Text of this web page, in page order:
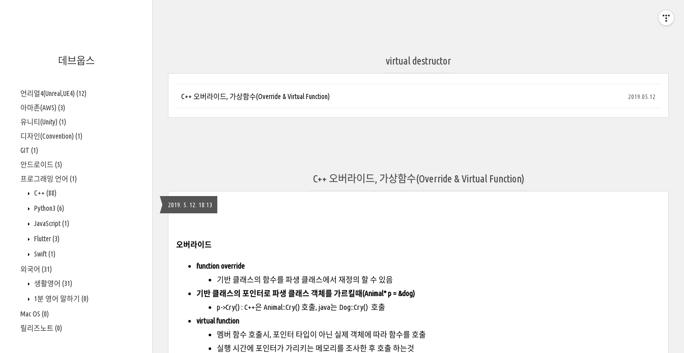
데브웁스
언리얼4(Unreal,UE4) (12)
아마존(AWS) (3)
유니티(Unity) (1)
디자인(Convention) (1)
GIT (1)
안드로이드 (5)
프로그래밍 언어 (1)
C++ (88)
Python3 (6)
JavaScript(1)
Flutter(3)
Swift(1)
외국어 (31)
생활영어 (31)
1분 영어 말하기 (0)
Mac OS (0)
릴리즈노트 (0)
virtual destructor
C++ 오버라이드, 가상함수(Override & Virtual Function) 2019.05.12
C++ 오버라이드, 가상함수(Override & Virtual Function)
2019. 5. 12. 18:13
오버라이드
function override
기반 클래스의 함수를 파생 클래스에서 재정의 할 수 있음
기반 클래스의 포인터로 파생 클래스 객체를 가르킬때(Animal* p = &dog)
p->Cry() : C++은 Animal::Cry() 호출, java는 Dog::Cry() 호출
virtual function
멤버 함수 호출시, 포인터 타입이 아닌 실제 객체에 따라 함수를 호출
실행 시간에 포인터가 가리키는 메모리를 조사한 후 호출 하는것